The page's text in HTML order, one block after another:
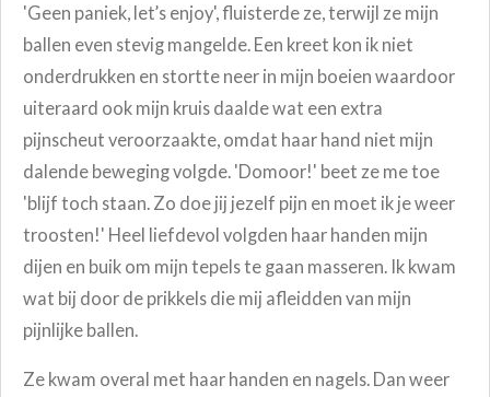
'Geen paniek, let’s enjoy', fluisterde ze, terwijl ze mijn
ballen even stevig mangelde. Een kreet kon ik niet
onderdrukken en stortte neer in mijn boeien waardoor
uiteraard ook mijn kruis daalde wat een extra
pijnscheut veroorzaakte, omdat haar hand niet mijn
dalende beweging volgde. 'Domoor!' beet ze me toe
'blijf toch staan. Zo doe jij jezelf pijn en moet ik je weer
troosten!' Heel liefdevol volgden haar handen mijn
dijen en buik om mijn tepels te gaan masseren. Ik kwam
wat bij door de prikkels die mij afleidden van mijn
pijnlijke ballen.
Ze kwam overal met haar handen en nagels. Dan weer